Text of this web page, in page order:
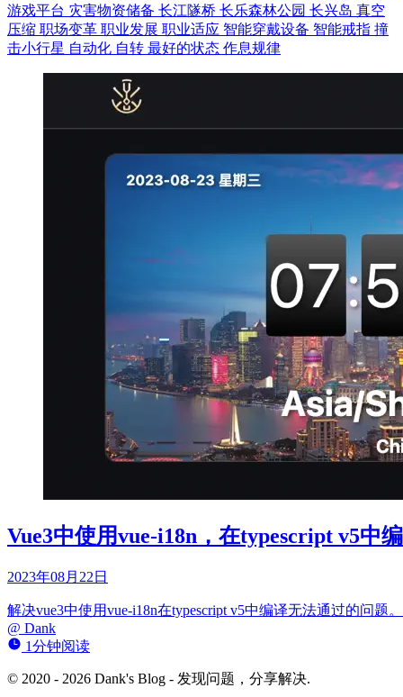
游戏平台 灾害物资储备 长江隧桥 长乐森林公园 长兴岛 真空
压缩 职场变革 职业发展 职业适应 智能穿戴设备 智能戒指 撞
击小行星 自动化 自转 最好的状态 作息规律
Vue3中使用vue-i18n，在typescript v5中
2023年08月22日
解决vue3中使用vue-i18n在typescript v5中编译无法通过的问题
@ Dank
1分钟阅读
© 2020 - 2026 Dank's Blog - 发现问题，分享解决.